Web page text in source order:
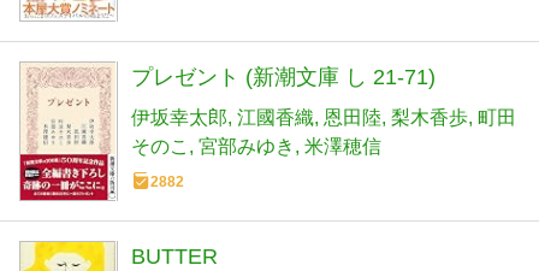
プレゼント (新潮文庫 し 21-71)
伊坂幸太郎 江國香織 恩田陸 梨木香歩 町田
そのこ
宮部みゆき 米澤穂信
2882
BUTTER